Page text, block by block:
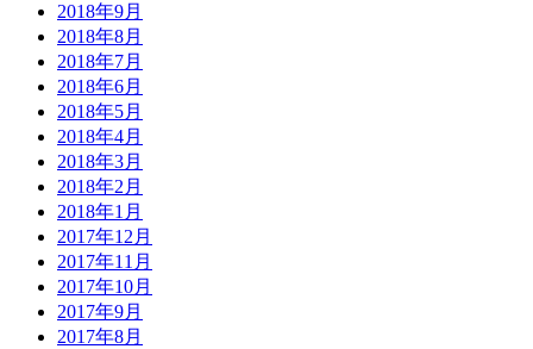
2018年9月
2018年8月
2018年7月
2018年6月
2018年5月
2018年4月
2018年3月
2018年2月
2018年1月
2017年12月
2017年11月
2017年10月
2017年9月
2017年8月